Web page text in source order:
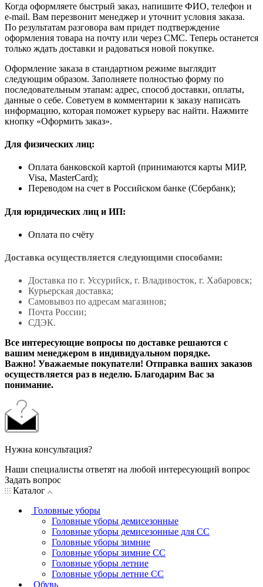
Когда оформляете быстрый заказ, напишите ФИО, телефон и
e-mail. Вам перезвонит менеджер и уточнит условия заказа.
По результатам разговора вам придет подтверждение
оформления товара на почту или через СМС. Теперь останется
только ждать доставки и радоваться новой покупке.
Оформление заказа в стандартном режиме выглядит
следующим образом. Заполняете полностью форму по
последовательным этапам: адрес, способ доставки, оплаты,
данные о себе. Советуем в комментарии к заказу написать
информацию, которая поможет курьеру вас найти. Нажмите
кнопку «Оформить заказ».
Для физических лиц:
Оплата банковской картой (принимаются карты МИР,
Visa, MasterCard);
Переводом на счет в Российском банке (Сбербанк);
Для юридических лиц и ИП:
Оплата по счёту
Доставка осуществляется следующими способами:
Доставка по г. Уссурийск, г. Владивосток, г. Хабаровск;
Курьерская доставка;
Самовывоз по адресам магазинов;
Почта России;
СДЭК.
Все интересующие вопросы по доставке решаются с
вашим менеджером в индивидуальном порядке.
Важно! Уважаемые покупатели! Отправка ваших заказов
осуществляется раз в неделю. Благодарим Вас за
понимание.
Нужна консультация?
Наши специалисты ответят на любой интересующий вопрос
Задать вопрос
Каталог
Головные уборы
Головные уборы демисезонные
Головные уборы демисезонные для СС
Головные уборы зимние
Головные уборы зимние СС
Головные уборы летние
Головные уборы летние СС
Обувь